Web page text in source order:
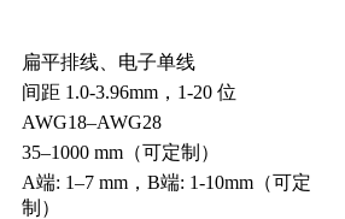
扁平排线、电子单线
间距 1.0-3.96mm，1-20 位
AWG18–AWG28
35–1000 mm（可定制）
A端: 1–7 mm，B端: 1-10mm（可定
制）